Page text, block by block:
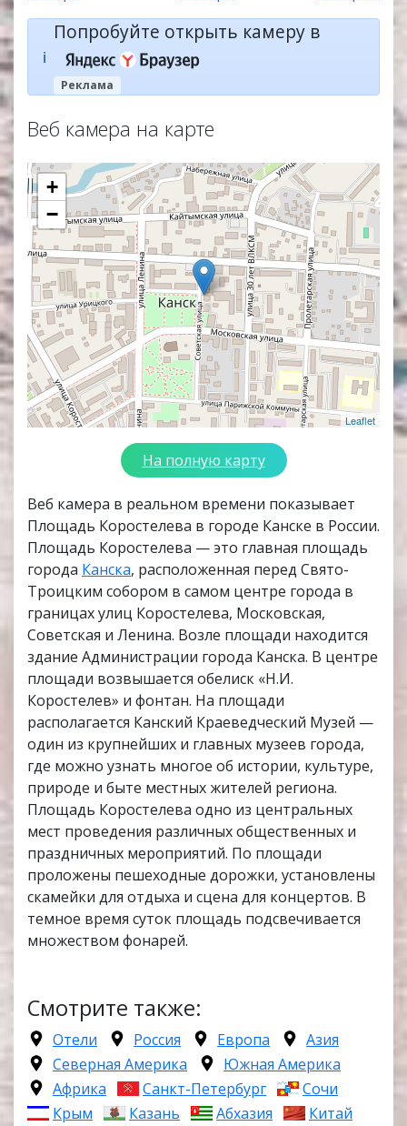
ℹ️
Попробуйте открыть камеру в
Реклама
Веб камера на карте
+
−
Leaflet
На полную карту
Веб камера в реальном времени показывает
Площадь Коростелева в городе Канске в России.
Площадь Коростелева — это главная площадь
города Канска, расположенная перед Свято-
Троицким собором в самом центре города в
границах улиц Коростелева, Московская,
Советская и Ленина. Возле площади находится
здание Администрации города Канска. В центре
площади возвышается обелиск «Н.И.
Коростелев» и фонтан. На площади
располагается Канский Краеведческий Музей —
один из крупнейших и главных музеев города,
где можно узнать многое об истории, культуре,
природе и быте местных жителей региона.
Площадь Коростелева одно из центральных
мест проведения различных общественных и
праздничных мероприятий. По площади
проложены пешеходные дорожки, установлены
скамейки для отдыха и сцена для концертов. В
темное время суток площадь подсвечивается
множеством фонарей.
Смотрите также:
Отели Россия Европа
Азия
Северная Америка
Южная Америка
Африка
Санкт-Петербург
Сочи
Крым
Казань Абхазия Китай